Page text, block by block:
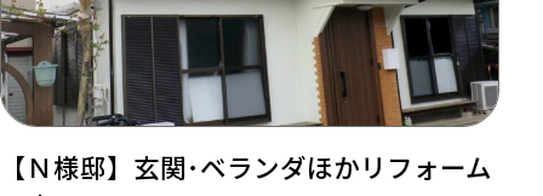
【Ｎ様邸】玄関･ベランダほかリフォーム